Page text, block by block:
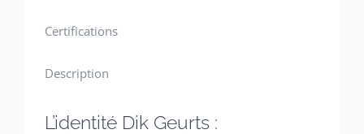
Certifications
Description
L’identité Dik Geurts :